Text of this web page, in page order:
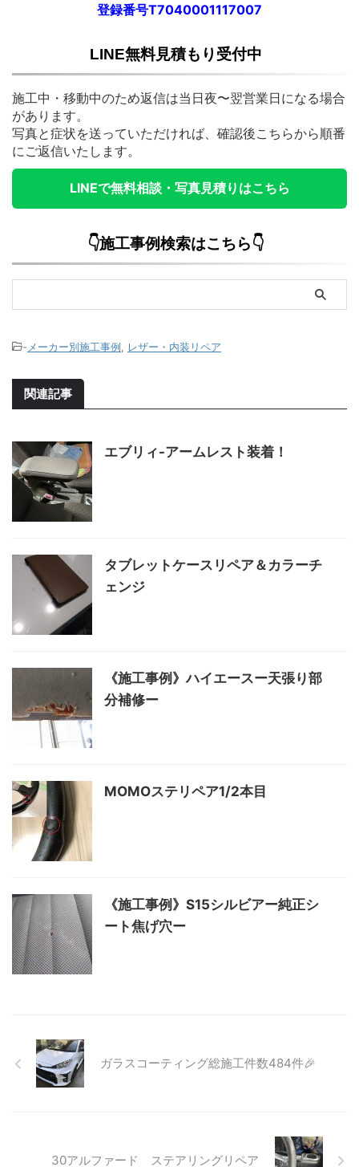
登録番号T7040001117007
LINE無料見積もり受付中
施工中・移動中のため返信は当日夜〜翌営業日になる場合
があります。
写真と症状を送っていただければ、確認後こちらから順番
にご返信いたします。
LINEで無料相談・写真見積りはこちら
👇施工事例検索はこちら👇
- メーカー別施工事例 レザー・内装リペア
関連記事
エブリィ-アームレスト装着！
タブレットケースリペア＆カラーチ
ェンジ
《施工事例》ハイエースー天張り部
分補修ー
MOMOステリペア1/2本目
《施工事例》S15シルビアー純正シ
ート焦げ穴ー
ガラスコーティング総施工件数484件🎉
30アルファード ステアリングリペア